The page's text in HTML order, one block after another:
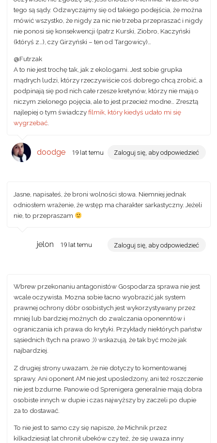
tego są sądy. Odzwyczajmy się od takiego podejścia, że można
mówić wszystko, że nigdy za nic nie trzeba przepraszać i nigdy
nie ponosi się konsekwencji (patrz Kurski, Ziobro, Kaczyński
(któryś z…), czy Girzyński – ten od Targowicy)…
@Futrzak
A to nie jest trochę tak, jak z ekologami. Jest sobie grupka
mądrych ludzi, którzy rzeczywiście coś dobrego chcą zrobić, a
podpinają się pod nich całe rzesze kretynów, którzy nie mają o
niczym zielonego pojęcia, ale to jest przecież modne… Zresztą
najlepiej o tym świadczyfilmik, który kiedyś udało mi się
wygrzebać.
doodge 19 lat temu Zaloguj się, aby odpowiedzieć
Jasne, napisałeś, że broni wolności słowa. Niemniej jednak
odniosłem wrażenie, że wstęp ma charakter sarkastyczny. Jeżeli
nie, to przepraszam
jelon 19 lat temu Zaloguj się, aby odpowiedzieć
Wbrew przekonaniu antagonistów Gospodarza sprawa nie jest
wcale oczywista. Mozna sobie łacno wyobrazić jak system
prawnej ochrony dóbr osobistych jest wykorzystywany przez
mniej lub bardziej możnych do zwalczania oponenntów i
ograniczania ich prawa do krytyki. Przykłady niektórych państw
sąsiednich (tych na prawo ;)) wskazują, że tak być może jak
najbardziej.
Z drugiej strony uwazam, że nie dotyczy to komentowanej
sprawy. Ani oponent AM nie jest uposledzony, ani też roszczenie
nie jest bzdurne. Panowie od Sprenigera generalnie mają dobra
osobiste innych w dupie i czas najwyższy by zaczeli po dupie
za to dostawać.
To nie jest to samo czy się napisze, że Michnik przez
kilkadziesiąt lat chronił ubeków czy też, że się uwaza inny